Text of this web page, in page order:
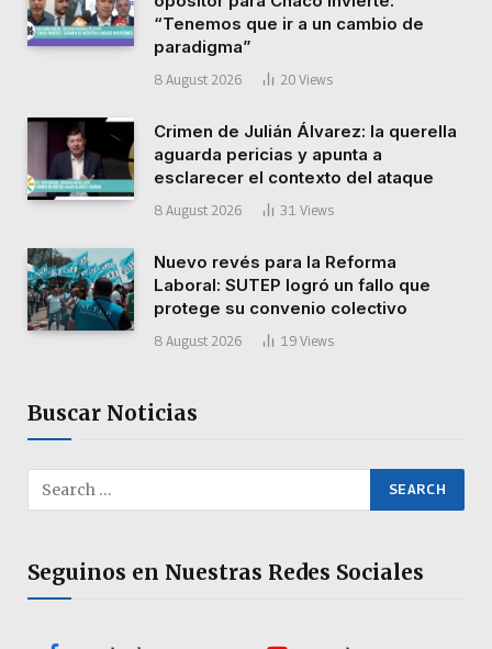
“Tenemos que ir a un cambio de
paradigma”
8 August 2026 20 Views
Crimen de Julián Álvarez: la querella
aguarda pericias y apunta a
esclarecer el contexto del ataque
8 August 2026 31 Views
Nuevo revés para la Reforma
Laboral: SUTEP logró un fallo que
protege su convenio colectivo
8 August 2026 19 Views
Buscar Noticias
Seguinos en Nuestras Redes Sociales